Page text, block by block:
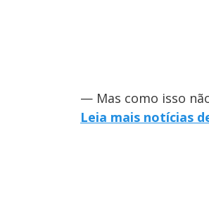
— Mas como isso
Leia mais notícias